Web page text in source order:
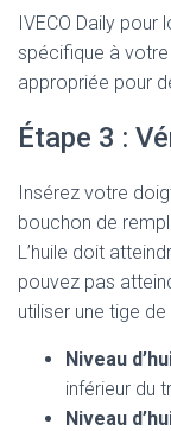
IVECO Daily
spécifique à
appropriée pour
Étape 3 :
Insérez votre
bouchon de
L’huile doit
pouvez pas
utiliser une tige
Niveau
inférieur du
Niveau